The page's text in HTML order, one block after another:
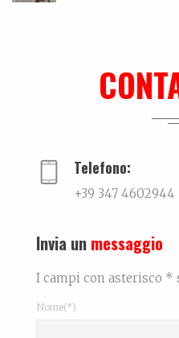
Trovare l'equilibrio
Telefono:
+39 347 4602944
Invia un messaggio
I campi con asterisco *
Nome(*)